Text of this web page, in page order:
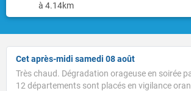
à 4.14km
Cet après-midi samedi 08 août
Très chaud. Dégradation orageuse en soirée
12 départements sont placés en vigilance